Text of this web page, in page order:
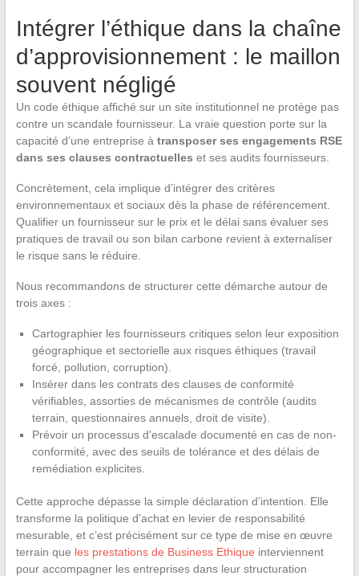
Intégrer l’éthique dans la chaîne
d’approvisionnement : le maillon
souvent négligé
Un code éthique affiché sur un site institutionnel ne protège pas
contre un scandale fournisseur. La vraie question porte sur la
capacité d’une entreprise à transposer ses engagements RSE
dans ses clauses contractuelles et ses audits fournisseurs.
Concrètement, cela implique d’intégrer des critères
environnementaux et sociaux dès la phase de référencement.
Qualifier un fournisseur sur le prix et le délai sans évaluer ses
pratiques de travail ou son bilan carbone revient à externaliser
le risque sans le réduire.
Nous recommandons de structurer cette démarche autour de
trois axes :
Cartographier les fournisseurs critiques selon leur exposition
géographique et sectorielle aux risques éthiques (travail
forcé, pollution, corruption).
Insérer dans les contrats des clauses de conformité
vérifiables, assorties de mécanismes de contrôle (audits
terrain, questionnaires annuels, droit de visite).
Prévoir un processus d’escalade documenté en cas de non-
conformité, avec des seuils de tolérance et des délais de
remédiation explicites.
Cette approche dépasse la simple déclaration d’intention. Elle
transforme la politique d’achat en levier de responsabilité
mesurable, et c’est précisément sur ce type de mise en œuvre
terrain que les prestations de Business Ethique interviennent
pour accompagner les entreprises dans leur structuration